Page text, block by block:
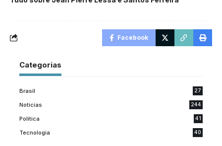
Facebook
Categorias
Brasil 27
Noticias 244
Politica 41
Tecnologia 40